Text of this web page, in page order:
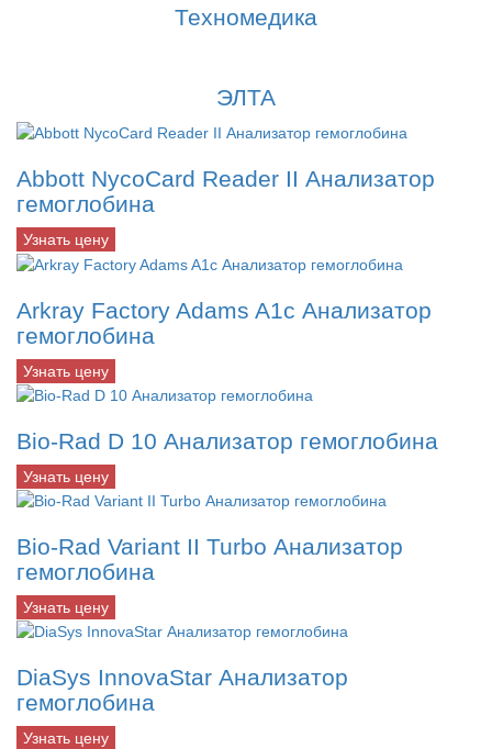
Техномедика
ЭЛТА
Abbott NycoCard Reader II Анализатор
гемоглобина
Узнать цену
Arkray Factory Adams A1c Анализатор
гемоглобина
Узнать цену
Bio-Rad D 10 Анализатор гемоглобина
Узнать цену
Bio-Rad Variant II Turbo Анализатор
гемоглобина
Узнать цену
DiaSys InnovaStar Анализатор
гемоглобина
Узнать цену